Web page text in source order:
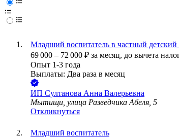
Младший воспитатель в частный детский
69 000 – 72 000 ₽ за месяц, до вычета
Опыт 1-3 года
Выплаты: Два раза в месяц
ИП Султанова Анна Валерьевна
Мытищи, улица Разведчика Абеля, 5
Откликнуться
Младший воспитатель